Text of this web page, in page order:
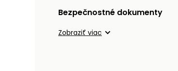
Bezpečnostné dokumenty
Zobraziť viac